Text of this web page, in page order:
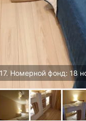
Номерной фонд: 18